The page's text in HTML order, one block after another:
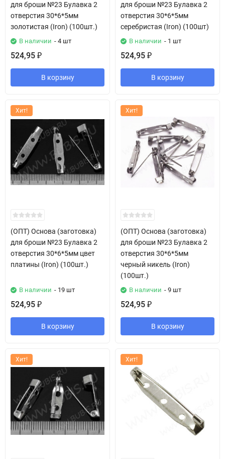
для броши №23 Булавка 2
отверстия 30*6*5мм
золотистая (Iron) (100шт.)
В наличии - 4 шт
524,95 ₽
В корзину
для броши №23 Булавка 2
отверстия 30*6*5мм
серебристая (Iron) (100шт)
В наличии - 1 шт
524,95 ₽
В корзину
Хит!
(ОПТ) Основа (заготовка)
для броши №23 Булавка 2
отверстия 30*6*5мм цвет
платины (Iron) (100шт.)
В наличии - 19 шт
524,95 ₽
В корзину
Хит!
(ОПТ) Основа (заготовка)
для броши №23 Булавка 2
отверстия 30*6*5мм
черный никель (Iron)
(100шт.)
В наличии - 9 шт
524,95 ₽
В корзину
Хит! Хит!